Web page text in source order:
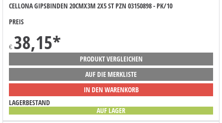
CELLONA GIPSBINDEN 20CMX3M 2X5 ST PZN 03150898 - PK/10
PREIS
€ 38,15*
PRODUKT VERGLEICHEN
AUF DIE MERKLISTE
IN DEN WARENKORB
LAGERBESTAND
AUF LAGER